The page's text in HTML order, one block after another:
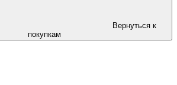
Вернуться к
покупкам